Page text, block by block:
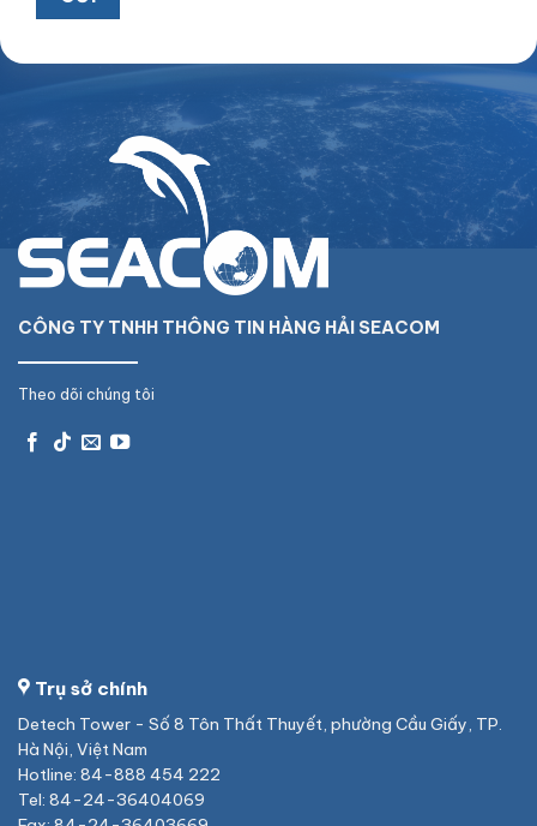
CÔNG TY TNHH THÔNG TIN HÀNG HẢI SEACOM
Theo dõi chúng tôi
Trụ sở chính
Detech Tower - Số 8 Tôn Thất Thuyết, phường Cầu Giấy, TP.
Hà Nội, Việt Nam
Hotline: 84-888 454 222
Tel: 84-24-36404069